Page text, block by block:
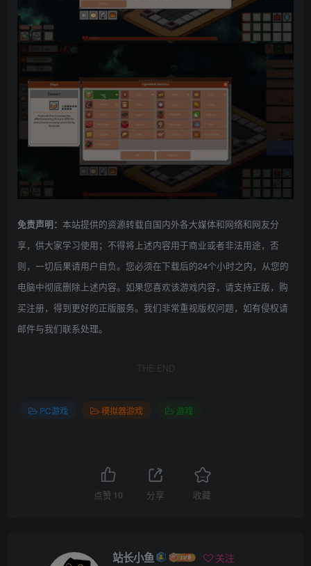
免责声明： 本站提供的资源转载自国内外各大媒体和网络和网友分
享，供大家学习使用；不得将上述内容用于商业或者非法用途，否
则，一切后果请用户自负。您必须在下载后的24个小时之内，从您的
电脑中彻底删除上述内容。如果您喜欢该游戏内容，请支持正版，购
买注册，得到更好的正版服务。我们非常重视版权问题，如有侵权请
邮件与我们联系处理。
THE END
PC游戏 模拟器游戏 游戏
点赞 10 分享 收藏
站长小鱼 关注